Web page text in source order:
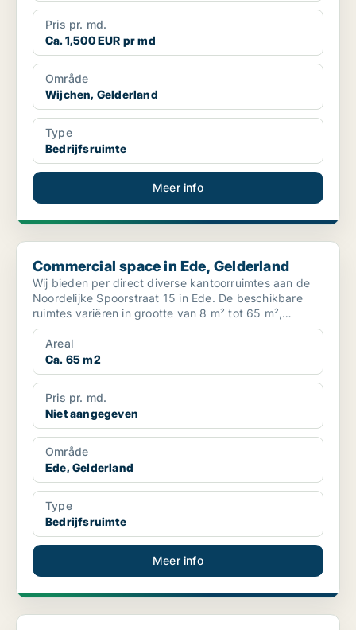
Pris pr. md.
Ca. 1,500 EUR pr md
Område
Wijchen, Gelderland
Type
Bedrijfsruimte
Meer info
Commercial space in Ede, Gelderland
Commercial space in Ede, Gelderland
Wij bieden per direct diverse kantoorruimtes aan de
Noordelijke Spoorstraat 15 in Ede. De beschikbare
ruimtes variëren in grootte van 8 m² tot 65 m²,
waardoo...
Areal
Ca. 65 m2
Pris pr. md.
Niet aangegeven
Område
Ede, Gelderland
Type
Bedrijfsruimte
Meer info
Productie in Putten, Gelderland